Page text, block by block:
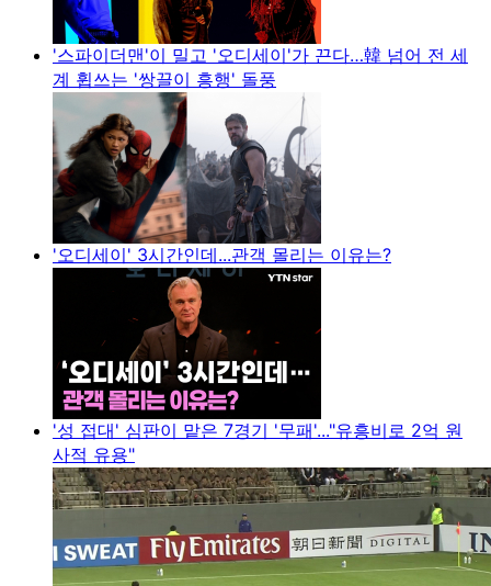
'스파이더맨'이 밀고 '오디세이'가 끈다…韓 넘어 전 세
계 휩쓰는 '쌍끌이 흥행' 돌풍
'오디세이' 3시간인데...관객 몰리는 이유는?
'성 접대' 심판이 맡은 7경기 '무패'..."유흥비로 2억 원
사적 유용"